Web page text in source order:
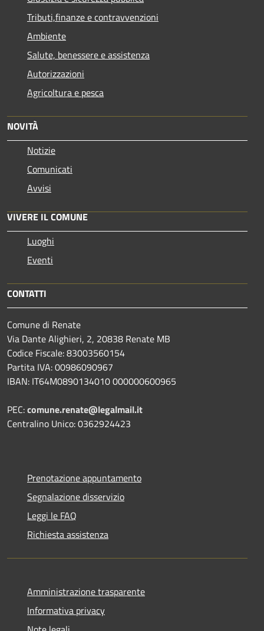
Tributi,finanze e contravvenzioni
Ambiente
Salute, benessere e assistenza
Autorizzazioni
Agricoltura e pesca
NOVITÀ
Notizie
Comunicati
Avvisi
VIVERE IL COMUNE
Luoghi
Eventi
CONTATTI
Comune di Renate
Via Dante Alighieri, 2, 20838 Renate MB
Codice Fiscale: 83003560154
Partita IVA: 00986090967
IBAN: IT64M0890134010 000000600965
PEC:comune.renate@legalmail.it
Centralino Unico: 0362924423
Prenotazione appuntamento
Segnalazione disservizio
Leggi le FAQ
Richiesta assistenza
Amministrazione trasparente
Informativa privacy